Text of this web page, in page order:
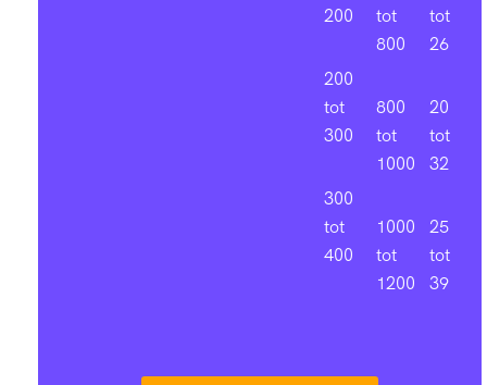
200
200
tot
300
300
tot
400
tot
800
800
tot
1000
1000
tot
1200
tot
26
20
tot
32
25
tot
39